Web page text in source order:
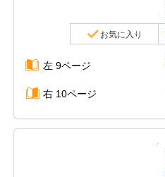
お気に入り
左 9ページ
右 10ページ